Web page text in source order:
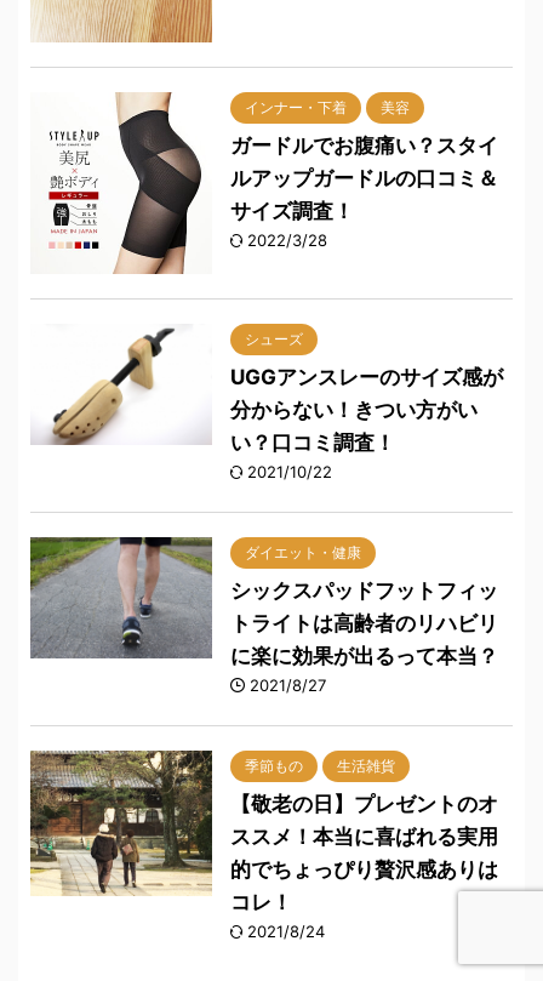
インナー・下着 美容
ガードルでお腹痛い？スタイ
ルアップガードルの口コミ＆
サイズ調査！
2022/3/28
シューズ
UGGアンスレーのサイズ感が
分からない！きつい方がい
い？口コミ調査！
2021/10/22
ダイエット・健康
シックスパッドフットフィッ
トライトは高齢者のリハビリ
に楽に効果が出るって本当？
2021/8/27
季節もの 生活雑貨
【敬老の日】プレゼントのオ
ススメ！本当に喜ばれる実用
的でちょっぴり贅沢感ありは
コレ！
2021/8/24